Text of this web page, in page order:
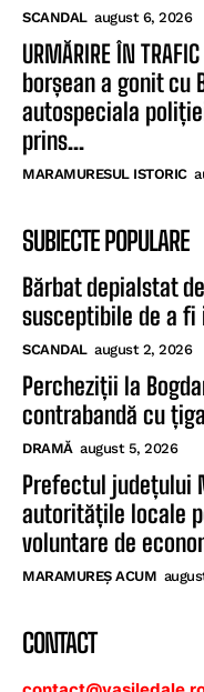
SCANDAL august 6, 2026
URMĂRIRE ÎN
borșean a gonit cu
autospeciala
prins...
MARAMURESUL ISTORIC
SUBIECTE POPULARE
Bărbat depialstat
susceptibile de a fi
SCANDAL august 2, 2026
Percheziții la
contrabandă cu
DRAMĂ august 5, 2026
Prefectul județului
autoritățile locale
voluntare de
MARAMUREȘ ACUM
CONTACT